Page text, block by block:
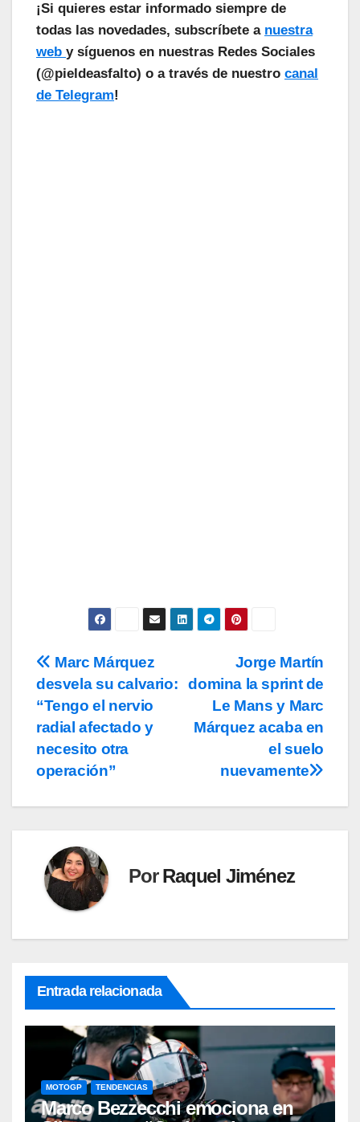
¡Si quieres estar informado siempre de
todas las novedades, subscríbete a nuestra
web y síguenos en nuestras Redes Sociales
(@pieldeasfalto) o a través de nuestro canal
de Telegram!
Navegación
de
entradas
Jorge Martín
domina la sprint de
Le Mans y Marc
Márquez acaba en
el suelo
nuevamente
Marc Márquez
desvela su calvario:
“Tengo el nervio
radial afectado y
necesito otra
operación”
PorRaquel Jiménez
Entrada relacionada
MOTOGP TENDENCIAS
Marco Bezzecchi emociona en